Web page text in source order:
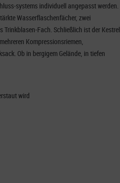
systems individuell angepasst werden.
Wasserflaschenfächer, zwei
Fach. Schließlich ist der Kestrel
Kompressionsriemen,
Ob in bergigem Gelände, in tiefen
wird